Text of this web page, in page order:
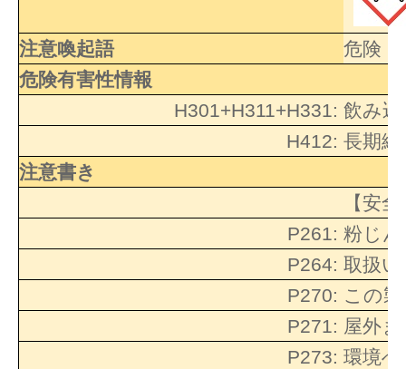
注意喚起語
危険
危険有害性情報
H301+H311+H331: 飲み
H412: 長期
注意書き
【安
P261: 粉じ
P264: 取扱
P270: この
P271: 屋外
P273: 環境